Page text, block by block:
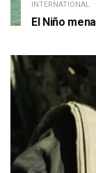
INTERNATIONAL
El Niño